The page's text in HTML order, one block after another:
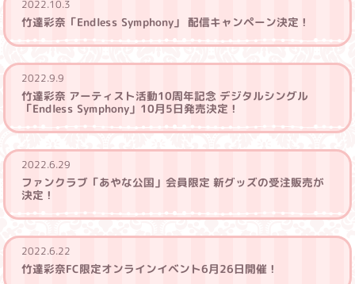
2022.10.3
竹達彩奈「Endless Symphony」 配信キャンペーン決定！
2022.9.9
竹達彩奈 アーティスト活動10周年記念 デジタルシングル
「Endless Symphony」10月5日発売決定！
2022.6.29
ファンクラブ「あやな公国」会員限定 新グッズの受注販売が
決定！
2022.6.22
竹達彩奈FC限定オンラインイベント6月26日開催！